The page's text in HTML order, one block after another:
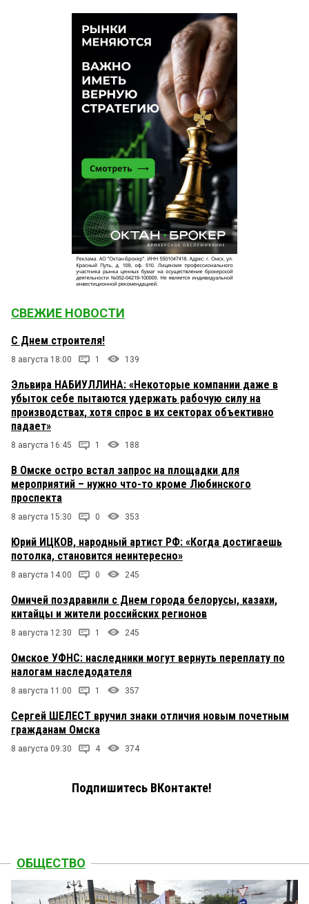
СВЕЖИЕ НОВОСТИ
С Днем строителя!
8 августа 18:00 1 139
Эльвира НАБИУЛЛИНА: «Некоторые компании даже в
убыток себе пытаются удержать рабочую силу на
производствах, хотя спрос в их секторах объективно
падает»
8 августа 16:45 1 188
В Омске остро встал запрос на площадки для
мероприятий – нужно что-то кроме Любинского
проспекта
8 августа 15:30 0 353
Юрий ИЦКОВ, народный артист РФ: «Когда достигаешь
потолка, становится неинтересно»
8 августа 14:00 0 245
Омичей поздравили с Днем города белорусы, казахи,
китайцы и жители российских регионов
8 августа 12:30 1 245
Омское УФНС: наследники могут вернуть переплату по
налогам наследодателя
8 августа 11:00 1 357
Сергей ШЕЛЕСТ вручил знаки отличия новым почетным
гражданам Омска
8 августа 09:30 4 374
Подпишитесь ВКонтакте!
ОБЩЕСТВО